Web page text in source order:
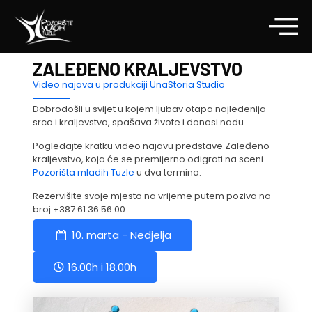
ZALEĐENO KRALJEVSTVO
Video najava u produkciji UnaStoria Studio
Dobrodošli u svijet u kojem ljubav otapa najledenija
srca i kraljevstva, spašava živote i donosi nadu.
Pogledajte kratku video najavu predstave Zaleđeno
kraljevstvo, koja će se premijerno odigrati na sceni
Pozorišta mladih Tuzle u dva termina.
Rezervišite svoje mjesto na vrijeme putem poziva na
broj +387 61 36 56 00.
10. marta - Nedjelja
16.00h i 18.00h